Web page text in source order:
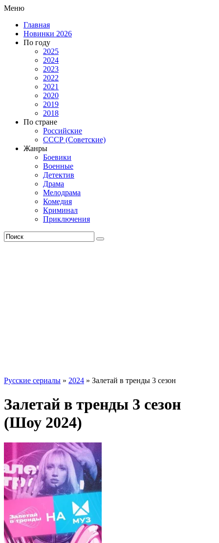
Меню
Главная
Новинки 2026
По году
2025
2024
2023
2022
2021
2020
2019
2018
По стране
Российские
СССР (Советские)
Жанры
Боевики
Военные
Детектив
Драма
Мелодрама
Комедия
Криминал
Приключения
Русские сериалы » 2024 » Залетай в тренды 3 сезон
Залетай в тренды 3 сезон
(Шоу 2024)